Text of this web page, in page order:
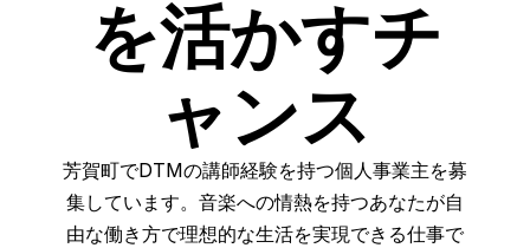
を活かすチ
ャンス
芳賀町でDTMの講師経験を持つ個人事業主を募
集しています。音楽への情熱を持つあなたが自
由な働き方で理想的な生活を実現できる仕事で